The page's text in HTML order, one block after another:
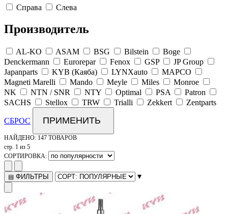
Справа Слева
Производитель
AL-KO ASAM BSG Bilstein
Boge
Denckermann
Eurorepar Fenox GSP
JP Group
Japanparts
KYB (Каяба) LYNXauto
MAPCO
Magneti Marelli
Mando Meyle Miles
Monroe
NK
NTN / SNR NTY Optimal PSA
Patron
SACHS
Stellox TRW Trialli Zekkert Zentparts
СБРОС ПРИМЕНИТЬ
НАЙДЕНО: 147 ТОВАРОВ
стр. 1 из 5
СОРТИРОВКА:
▤ ФИЛЬТРЫ ▾